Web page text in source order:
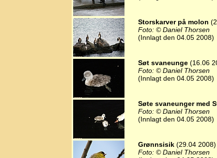
Storskarver på molon
Foto: © Daniel Thorsen
(Innlagt den 04.05 2008)
Søt svaneunge (16.06
Foto: © Daniel Thorsen
(Innlagt den 04.05 2008)
Søte svaneunger med
Foto: © Daniel Thorsen
(Innlagt den 04.05 2008)
Grønnsisik (29.04 2008)
Foto: © Daniel Thorsen